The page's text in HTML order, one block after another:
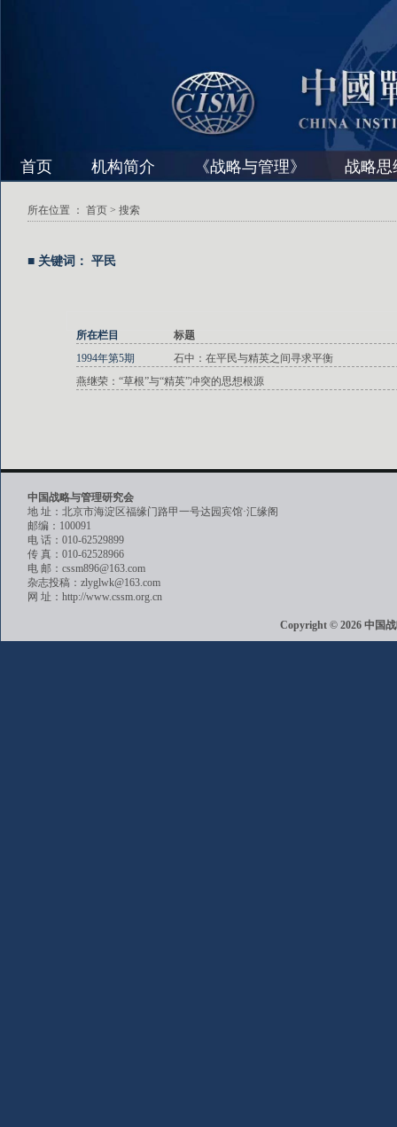
首页 机构简介 《战略与管理》 战略思
所在位置 ： 首页 > 搜索
■ 关键词： 平民
所在栏目
标题
1994年第5期
石中：在平民与精英之间寻求平衡
燕继荣：“草根”与“精英”冲突的思想根源
中国战略与管理研究会
地 址：北京市海淀区福缘门路甲一号达园宾馆·汇缘阁
邮编：100091
电 话：010-62529899
传 真：010-62528966
电 邮：cssm896@163.com
杂志投稿：zlyglwk@163.com
网 址：http://www.cssm.org.cn
Copyright © 2026 中国